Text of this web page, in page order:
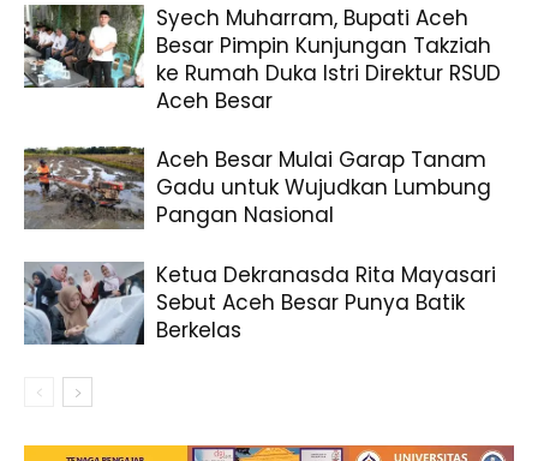
Syech Muharram, Bupati Aceh
Besar Pimpin Kunjungan Takziah
ke Rumah Duka Istri Direktur RSUD
Aceh Besar
Aceh Besar Mulai Garap Tanam
Gadu untuk Wujudkan Lumbung
Pangan Nasional
Ketua Dekranasda Rita Mayasari
Sebut Aceh Besar Punya Batik
Berkelas